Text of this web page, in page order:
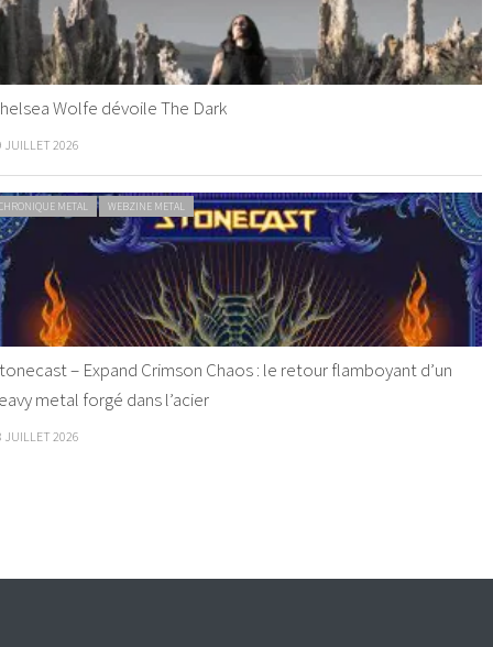
Wolfe dévoile The Dark
JUILLET 2026
METAL WEBZINE METAL
– Expand Crimson Chaos : le retour flamboyant d’un
metal forgé dans l’acier
JUILLET 2026